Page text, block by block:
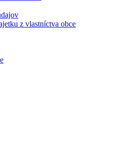
z vlastníctva obce